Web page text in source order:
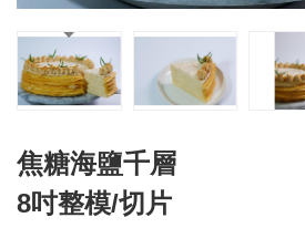
Cakes
取
得
市
線
上
會
焦糖海鹽千層
8吋整模/切片